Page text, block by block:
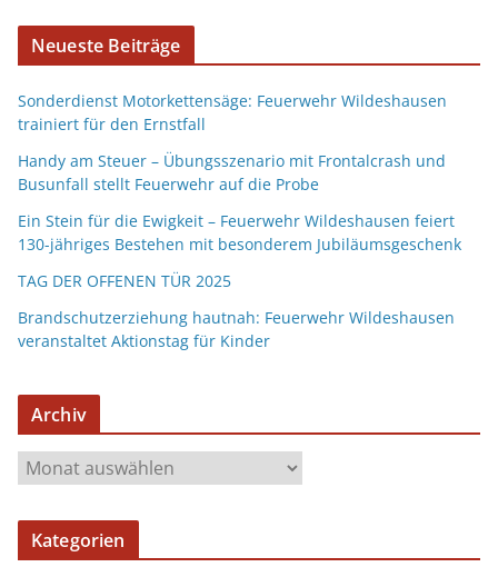
Neueste Beiträge
Sonderdienst Motorkettensäge: Feuerwehr Wildeshausen
trainiert für den Ernstfall
Handy am Steuer – Übungsszenario mit Frontalcrash und
Busunfall stellt Feuerwehr auf die Probe
Ein Stein für die Ewigkeit – Feuerwehr Wildeshausen feiert
130-jähriges Bestehen mit besonderem Jubiläumsgeschenk
TAG DER OFFENEN TÜR 2025
Brandschutzerziehung hautnah: Feuerwehr Wildeshausen
veranstaltet Aktionstag für Kinder
Archiv
Kategorien